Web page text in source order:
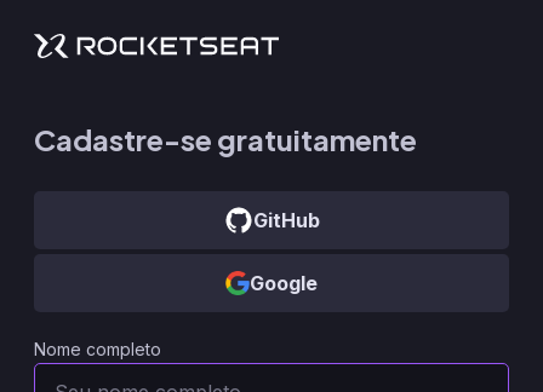
Cadastre-se gratuitamente
GitHub
Google
Nome completo